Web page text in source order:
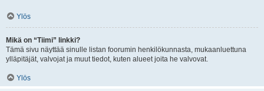
Ylös
Mikä on “Tiimi” linkki?
Tämä sivu näyttää sinulle listan foorumin henkilökunnasta, mukaanluettuna
ylläpitäjät, valvojat ja muut tiedot, kuten alueet joita he valvovat.
Ylös